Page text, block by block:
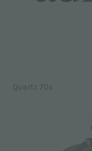
Quartz 70s